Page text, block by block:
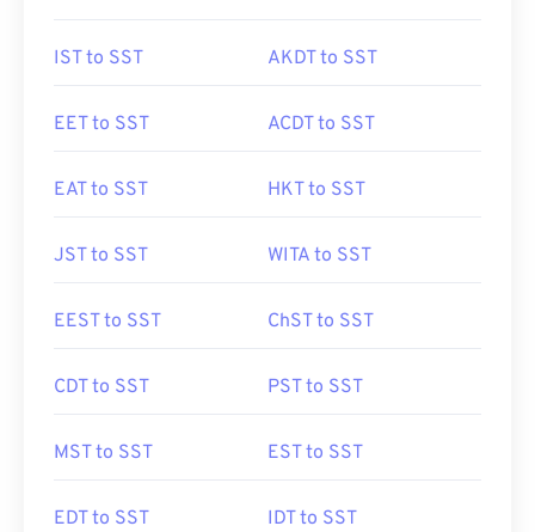
IST to SST AKDT to SST
EET to SST ACDT to SST
EAT to SST HKT to SST
JST to SST WITA to SST
EEST to SST ChST to SST
CDT to SST PST to SST
MST to SST EST to SST
EDT to SST IDT to SST